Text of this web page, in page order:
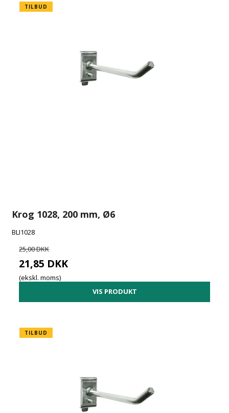
TILBUD
Krog 1028, 200 mm, Ø6
BLI1028
25,00 DKK
21,85 DKK
(ekskl. moms)
VIS PRODUKT
TILBUD